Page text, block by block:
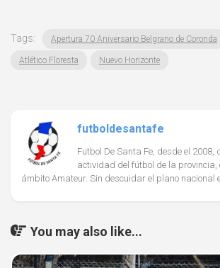
Tags: Apertura 70 Aniversario Belgrano de Coronda
Atlético Floresta Nuevo Horizonte
futboldesantafe
Futbol De Santa Fe, desde el 2008,
actividad del fútbol de la provincia,
ámbito Amateur. Sin descuidar el plano nacional
You may also like...